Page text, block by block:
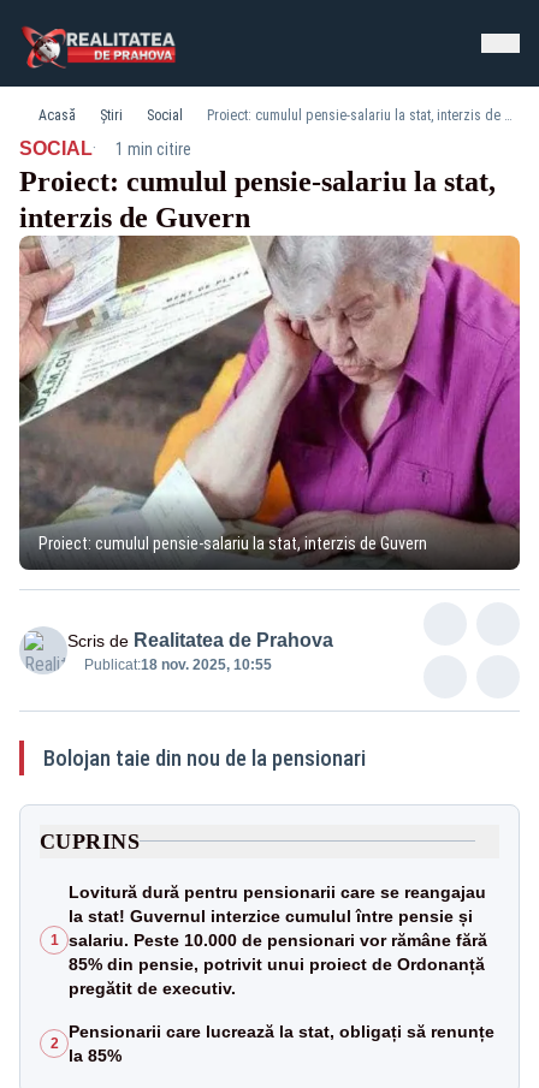
Acasă Știri Social Proiect: cumulul pensie-salariu la stat, interzis de Guvern
SOCIAL· 1 min citire
Proiect: cumulul pensie-salariu la stat,
interzis de Guvern
Proiect: cumulul pensie-salariu la stat, interzis de Guvern
Scris de Realitatea de Prahova
Publicat:18 nov. 2025, 10:55
Bolojan taie din nou de la pensionari
CUPRINS
1
Lovitură dură pentru pensionarii care se reangajau
la stat! Guvernul interzice cumulul între pensie și
salariu. Peste 10.000 de pensionari vor rămâne fără
85% din pensie, potrivit unui proiect de Ordonanță
pregătit de executiv.
2
Pensionarii care lucrează la stat, obligați să renunțe
la 85%